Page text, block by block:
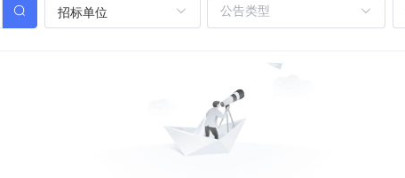
招标单位